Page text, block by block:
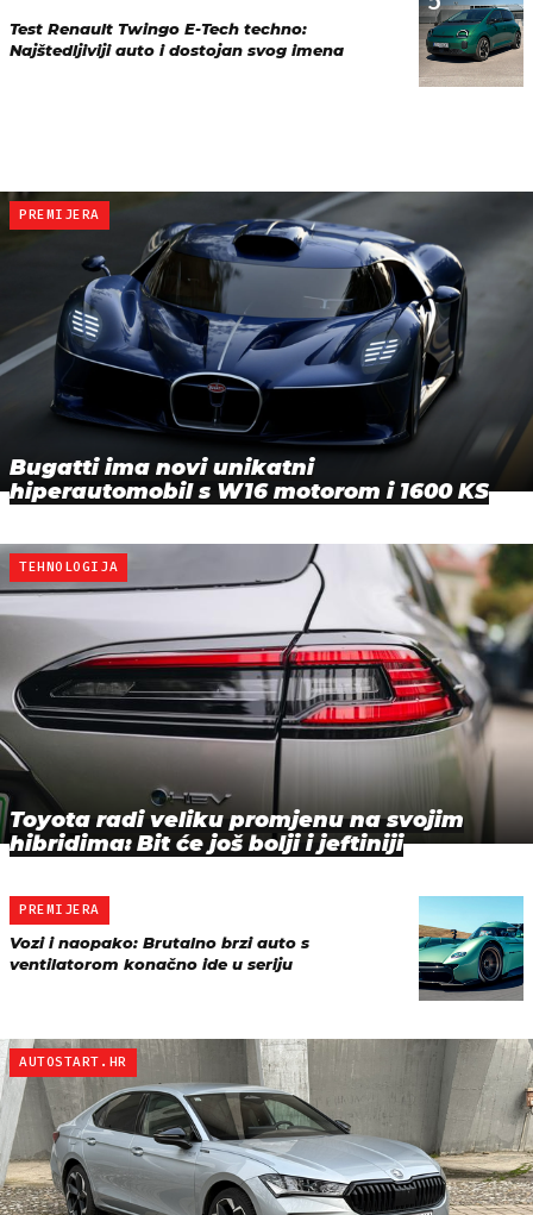
Test Renault Twingo E-Tech techno:
Najštedljiviji auto i dostojan svog imena
PREMIJERA
Bugatti ima novi unikatni
hiperautomobil s W16 motorom i 1600 KS
TEHNOLOGIJA
Toyota radi veliku promjenu na svojim
hibridima: Bit će još bolji i jeftiniji
PREMIJERA
Vozi i naopako: Brutalno brzi auto s
ventilatorom konačno ide u seriju
AUTOSTART.HR